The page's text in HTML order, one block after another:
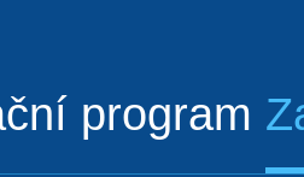
program